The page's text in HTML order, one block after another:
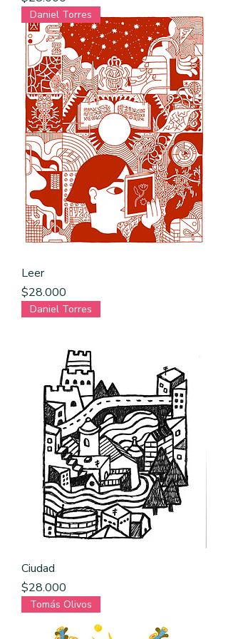
Daniel Torres
Leer
Precio
$28.000
Daniel Torres
Ciudad
Precio
$28.000
Tomás Olivos